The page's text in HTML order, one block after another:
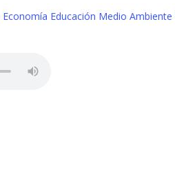
Economía Educación Medio Ambiente